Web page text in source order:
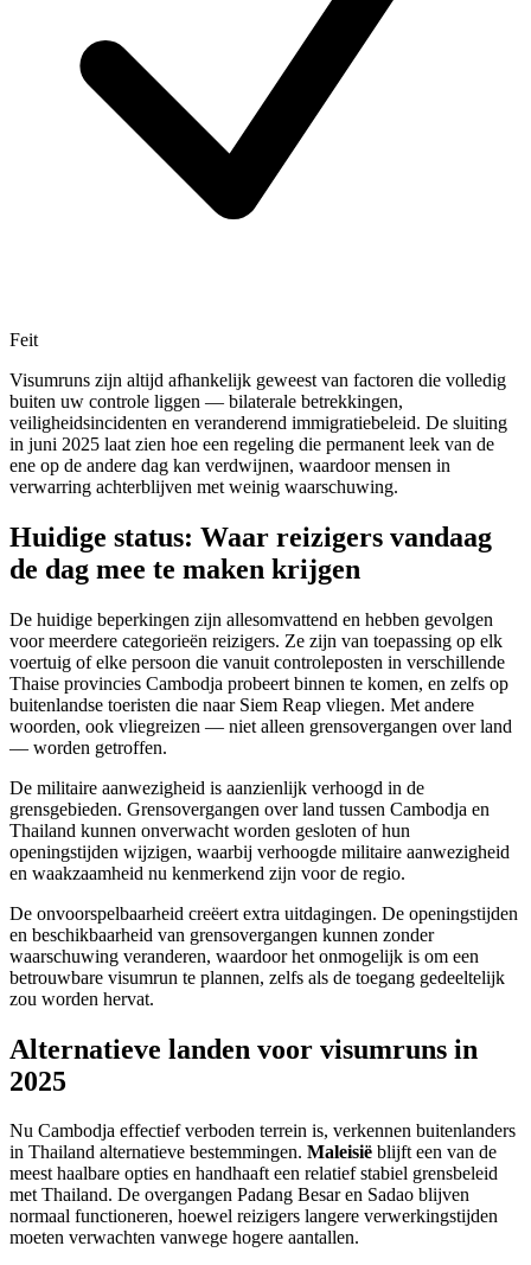
Feit
Visumruns zijn altijd afhankelijk geweest van factoren die volledig
buiten uw controle liggen — bilaterale betrekkingen,
veiligheidsincidenten en veranderend immigratiebeleid. De sluiting
in juni 2025 laat zien hoe een regeling die permanent leek van de
ene op de andere dag kan verdwijnen, waardoor mensen in
verwarring achterblijven met weinig waarschuwing.
Huidige status: Waar reizigers vandaag
de dag mee te maken krijgen
De huidige beperkingen zijn allesomvattend en hebben gevolgen
voor meerdere categorieën reizigers. Ze zijn van toepassing op elk
voertuig of elke persoon die vanuit controleposten in verschillende
Thaise provincies Cambodja probeert binnen te komen, en zelfs op
buitenlandse toeristen die naar Siem Reap vliegen. Met andere
woorden, ook vliegreizen — niet alleen grensovergangen over land
— worden getroffen.
De militaire aanwezigheid is aanzienlijk verhoogd in de
grensgebieden. Grensovergangen over land tussen Cambodja en
Thailand kunnen onverwacht worden gesloten of hun
openingstijden wijzigen, waarbij verhoogde militaire aanwezigheid
en waakzaamheid nu kenmerkend zijn voor de regio.
De onvoorspelbaarheid creëert extra uitdagingen. De openingstijden
en beschikbaarheid van grensovergangen kunnen zonder
waarschuwing veranderen, waardoor het onmogelijk is om een
betrouwbare visumrun te plannen, zelfs als de toegang gedeeltelijk
zou worden hervat.
Alternatieve landen voor visumruns in
2025
Nu Cambodja effectief verboden terrein is, verkennen buitenlanders
in Thailand alternatieve bestemmingen. Maleisië blijft een van de
meest haalbare opties en handhaaft een relatief stabiel grensbeleid
met Thailand. De overgangen Padang Besar en Sadao blijven
normaal functioneren, hoewel reizigers langere verwerkingstijden
moeten verwachten vanwege hogere aantallen.